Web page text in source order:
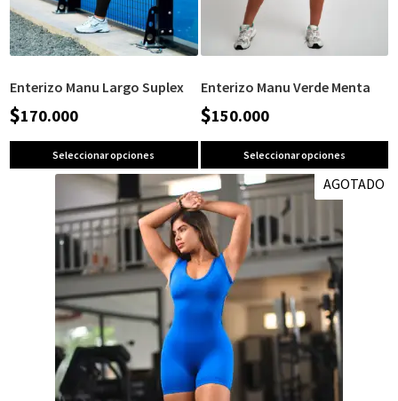
Enterizo Manu Largo Suplex
$170.000
Seleccionar opciones
Enterizo Manu Verde Menta
$150.000
Seleccionar opciones
AGOTADO